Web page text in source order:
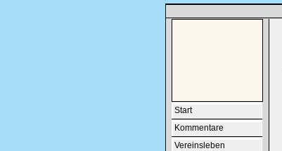
Start
Kommentare
Vereinsleben